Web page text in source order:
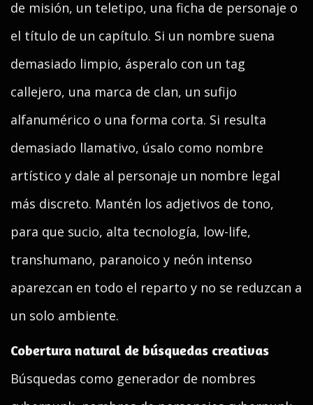
de misión, un teletipo, una ficha de personaje o
el título de un capítulo. Si un nombre suena
demasiado limpio, ásperalo con un tag
callejero, una marca de clan, un sufijo
alfanumérico o una forma corta. Si resulta
demasiado llamativo, úsalo como nombre
artístico y dale al personaje un nombre legal
más discreto. Mantén los adjetivos de tono,
para que sucio, alta tecnología, low-life,
transhumano, paranoico y neón intenso
aparezcan en todo el reparto y no se reduzcan a
un solo ambiente.
Cobertura natural de búsquedas creativas
Búsquedas como generador de nombres